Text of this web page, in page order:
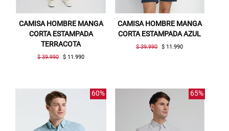
CAMISA HOMBRE MANGA
CORTA ESTAMPADA
TERRACOTA
$ 39.990 $ 11.990
CAMISA HOMBRE MANGA
CORTA ESTAMPADA AZUL
$ 39.990 $ 11.990
60% 65%